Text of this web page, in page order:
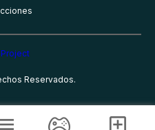
Reservados.